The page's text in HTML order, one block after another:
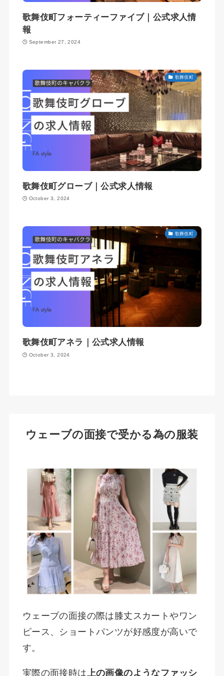
歌舞伎町フォーティーファイブ｜公式求人情
報
September 27, 2024
歌舞伎町
歌舞伎町グローブ｜公式求人情報
October 3, 2024
歌舞伎町
歌舞伎町アネラ｜公式求人情報
October 3, 2024
ウェーブの面接で受かる為の服装
ウェーブの面接の際は膝丈スカートやワン
ピース、ショートパンツが好感度が高いで
す。
実際の面接時は 上の画像のようなファッシ